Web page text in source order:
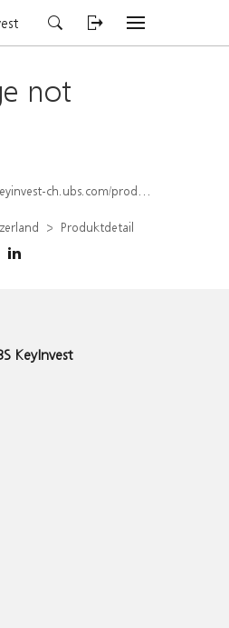
not
produkt/detail/index/isin/CH1572306178
Produktdetail
KeyInvest